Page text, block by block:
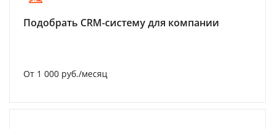
Подобрать CRM-систему для компании
От 1 000 руб./месяц